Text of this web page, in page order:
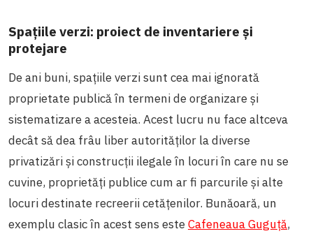
Spațiile verzi: proiect de inventariere și
protejare
De ani buni, spațiile verzi sunt cea mai ignorată
proprietate publică în termeni de organizare și
sistematizare a acesteia. Acest lucru nu face altceva
decât să dea frâu liber autorităților la diverse
privatizări și construcții ilegale în locuri în care nu se
cuvine, proprietăți publice cum ar fi parcurile și alte
locuri destinate recreerii cetățenilor. Bunăoară, un
exemplu clasic în acest sens esteCafeneaua Guguță,